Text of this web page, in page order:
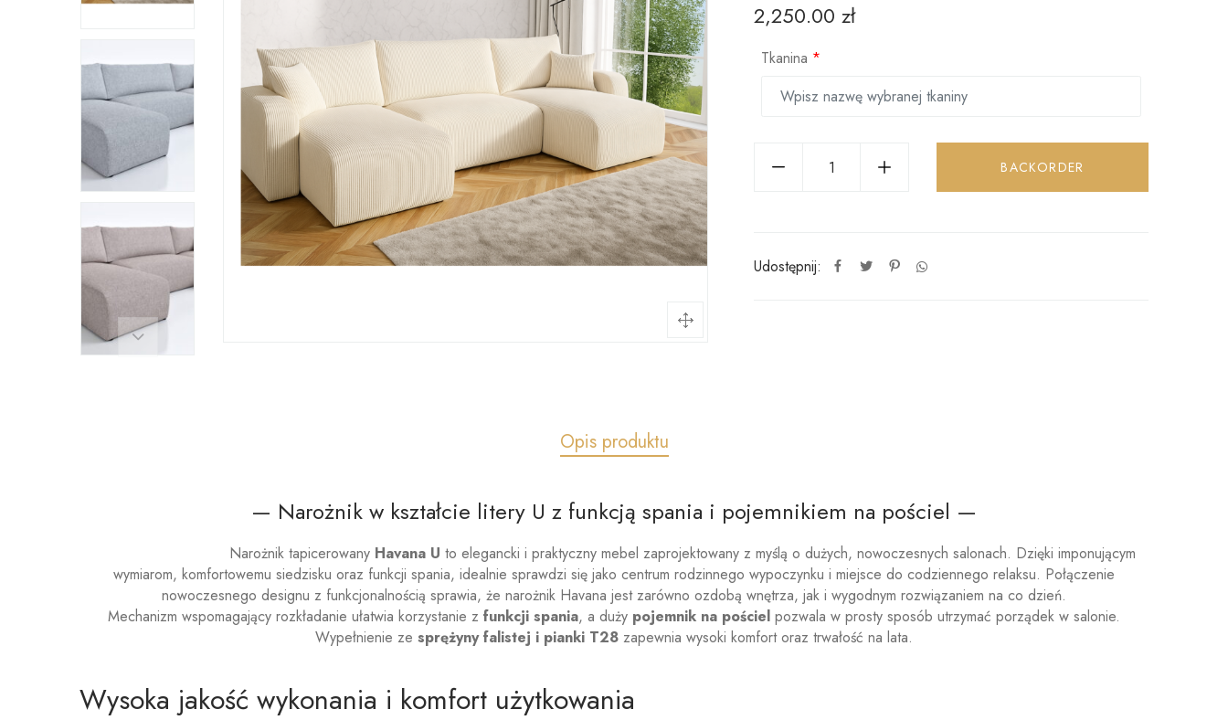
2,250.00 zł
Tkanina *
BACKORDER
Udostępnij:
Opis produktu
— Narożnik w kształcie litery U z funkcją spania i pojemnikiem na pościel —
Narożnik tapicerowany Havana U to elegancki i praktyczny mebel zaprojektowany z myślą o dużych, nowoczesnych salonach. Dzięki imponującym
wymiarom, komfortowemu siedzisku oraz funkcji spania, idealnie sprawdzi się jako centrum rodzinnego wypoczynku i miejsce do codziennego relaksu. Połączenie
nowoczesnego designu z funkcjonalnością sprawia, że narożnik Havana jest zarówno ozdobą wnętrza, jak i wygodnym rozwiązaniem na co dzień.
Mechanizm wspomagający rozkładanie ułatwia korzystanie z funkcji spania, a duży pojemnik na pościel pozwala w prosty sposób utrzymać porządek w salonie.
Wypełnienie ze sprężyny falistej i pianki T28 zapewnia wysoki komfort oraz trwałość na lata.
Wysoka jakość wykonania i komfort użytkowania